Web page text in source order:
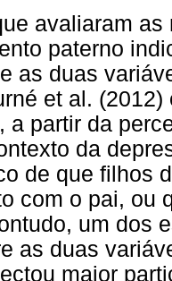
avaliaram
paterno
as duas
et al.
a partir da
da
de que filhos
com o pai, ou
um dos
as duas
maior